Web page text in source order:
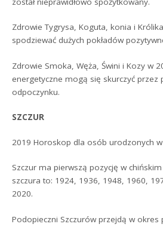
Zdrowie Tygrysa, Koguta, konia i
spodziewać dużych pokładów
Zdrowie Smoka, Węża, Świni i Kozy w
energetyczne mogą się skurczyć przez
odpoczynku.
SZCZUR
2019 Horoskop dla osób urodzonych
Szczur ma pierwszą pozycję w
szczura to: 1924, 1936, 1948, 1960,
2020.
Podopieczni Szczurów przejdą w okres